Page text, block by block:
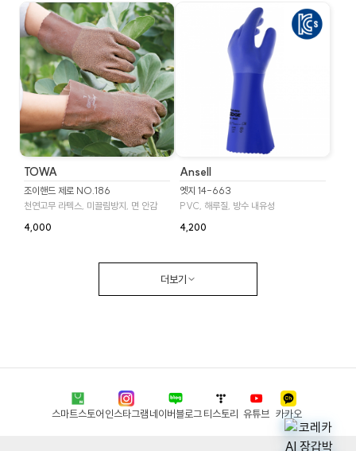
TOWA
조이핸드 제로 NO.186
천연고무 라텍스, 미끌림방지, 면 안감
4,000
Ansell
엣지 14-663
PVC, 해루질, 방수 내유성
4,200
더보기
스마트스토어인스타그램네이버블로그티스토리 유튜브 카카오